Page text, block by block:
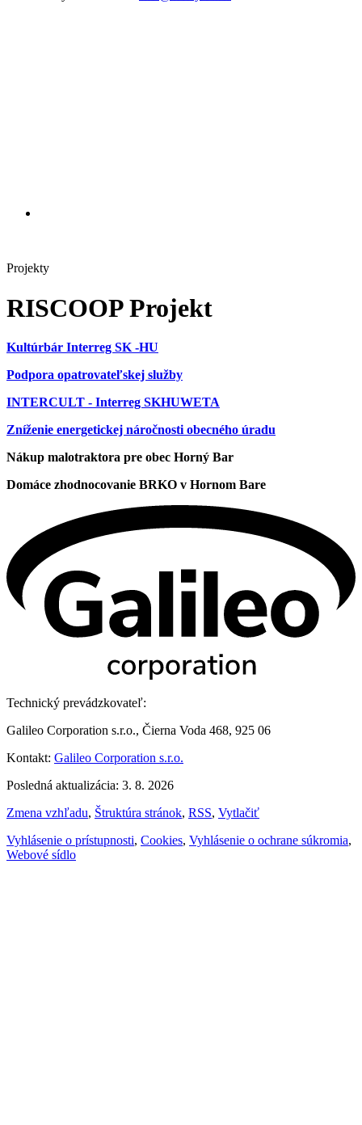
Projekty
RISCOOP Projekt
Kultúrbár Interreg SK -HU
Podpora opatrovateľskej služby
INTERCULT - Interreg SKHUWETA
Zníženie energetickej náročnosti obecného úradu
Nákup malotraktora pre obec Horný Bar
Domáce zhodnocovanie BRKO v Hornom Bare
Technický prevádzkovateľ:
Galileo Corporation s.r.o., Čierna Voda 468, 925 06
Kontakt: Galileo Corporation s.r.o.
Posledná aktualizácia: 3. 8. 2026
Zmena vzhľadu, Štruktúra stránok, RSS, Vytlačiť
Vyhlásenie o prístupnosti, Cookies, Vyhlásenie o ochrane súkromia,
Webové sídlo